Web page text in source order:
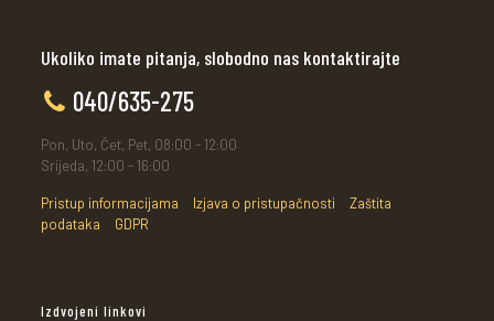
Ukoliko imate pitanja, slobodno nas kontaktirajte
040/635-275
Pon, Uto, Čet, Pet, 08:00 - 12:00
Srijeda, 12:00 - 16:00
Pristup informacijama Izjava o pristupačnosti
Zaštita
podataka
GDPR
Izdvojeni linkovi